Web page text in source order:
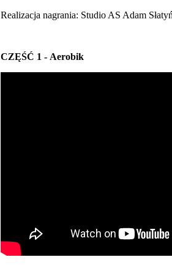
Realizacja nagrania: Studio AS Adam
CZĘŚĆ 1 - Aerobik